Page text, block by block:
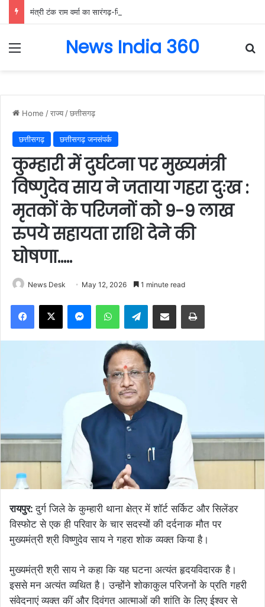
Menu News India 360
Home /राज्य /छत्तीसगढ़
छत्तीसगढ़ छत्तीसगढ़ जनसंपर्क
कुम्हारी में दुर्घटना पर मुख्यमंत्री
विष्णुदेव साय ने जताया गहरा दुःख :
मृतकों के परिजनों को 9-9 लाख
रुपये सहायता राशि देने की
घोषणा…..
News Desk May 12, 2026 1 minute read
Facebook
X MessengerWhatsAppTelegramShare via Email Print
रायपुर:दुर्ग जिले के कुम्हारी थाना क्षेत्र में शॉर्ट सर्किट और सिलेंडर
विस्फोट से एक ही परिवार के चार सदस्यों की दर्दनाक मौत पर
मुख्यमंत्री श्री विष्णुदेव साय ने गहरा शोक व्यक्त किया है।
मुख्यमंत्री श्री साय ने कहा कि यह घटना अत्यंत हृदयविदारक है।
इससे मन अत्यंत व्यथित है। उन्होंने शोकाकुल परिजनों के प्रति गहरी
संवेदनाएं व्यक्त कीं और दिवंगत आत्माओं की शांति के लिए ईश्वर से